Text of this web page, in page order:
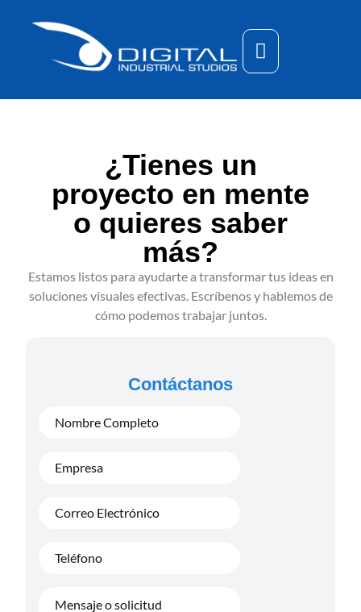
¿Tienes un
proyecto en mente
o quieres saber
más?
Estamos listos para ayudarte a transformar tus ideas en
soluciones visuales efectivas. Escríbenos y hablemos de
cómo podemos trabajar juntos.
Contáctanos